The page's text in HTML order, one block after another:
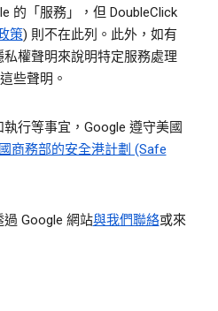
的「服務」，但 DoubleClick
策) 則不在此列。此外，如有
權聲明來說明特定服務處理
些聲明。
行等事宜，Google 遵守美國
商務部的安全港計劃 (Safe
Google 網站與我們聯絡或來